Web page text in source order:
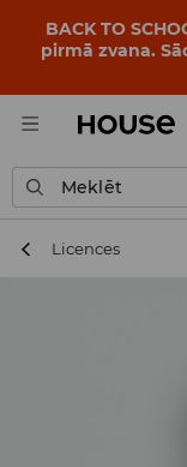
BACK TO
pirmā zvana.
Meklēt
Licences